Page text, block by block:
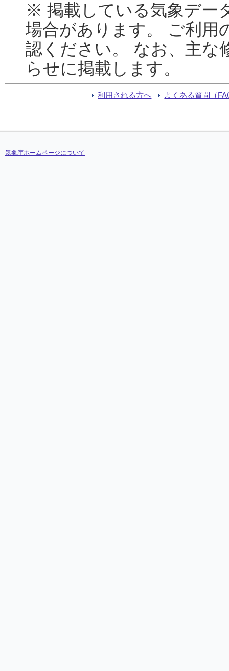
※ 掲載している気象デー
場合があります。 ご利用
認ください。 なお、主な
らせに掲載します。
利用される方へ よくある質問（
気象庁ホームページについて